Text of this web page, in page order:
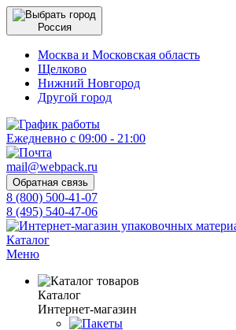
Россия
Москва и Московская область
Щелково
Нижний Новгород
Другой город
Ежедневно с 09:00 - 21:00
mail@webpack.ru
Обратная связь
8 (800) 500-41-07
8 (495) 540-47-06
Каталог
Меню
Каталог
Интернет-магазин